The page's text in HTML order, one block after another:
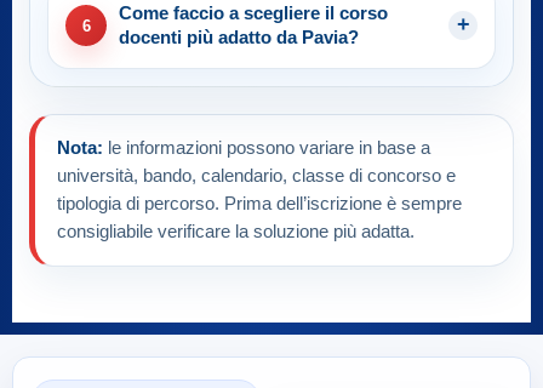
6
Come faccio a scegliere il corso
docenti più adatto da Pavia?
Nota: le informazioni possono variare in base a
università, bando, calendario, classe di concorso e
tipologia di percorso. Prima dell’iscrizione è sempre
consigliabile verificare la soluzione più adatta.